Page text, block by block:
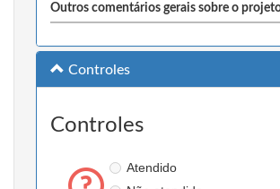
Outros comentários gerais sobre o
Controles
Controles
Atendido